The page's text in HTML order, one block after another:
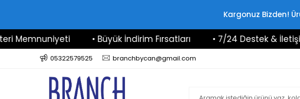
Kargonuz Bizden!
Memnuniyeti • Büyük İndirim Fırsatları • 7/24 Destek &
05322579525 branchbycan@gmail.com